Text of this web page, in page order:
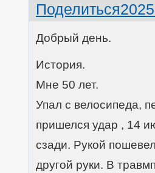
Поделиться
Добрый день.
История.
Мне 50 лет.
Упал с велосипеда,
пришелся удар , 14
сзади. Рукой
другой руки. В